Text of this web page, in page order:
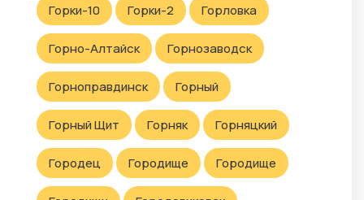
Горки-10 Горки-2 Горловка
Горно-Алтайск Горнозаводск
Горноправдинск Горный
Горный Щит Горняк Горняцкий
Городец Городище Городище